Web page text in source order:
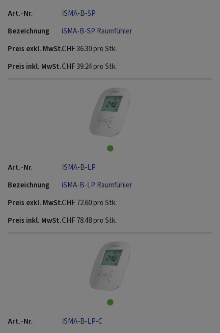
ISMA-B-SP
iSMA-B-SP Raumfühler
CHF36.30pro Stk.
CHF39.24pro Stk.
ISMA-B-LP
iSMA-B-LP Raumfühler
CHF72.60pro Stk.
CHF78.48pro Stk.
ISMA-B-LP-C